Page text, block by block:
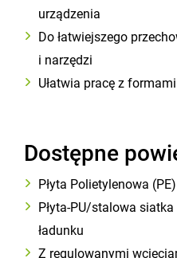
urządzenia
Do łatwiejszego
i narzędzi
Ułatwia pracę z formami
Dostępne
Płyta Polietylenowa (PE)
Płyta-PU/stalowa
ładunku
Z regulowanymi